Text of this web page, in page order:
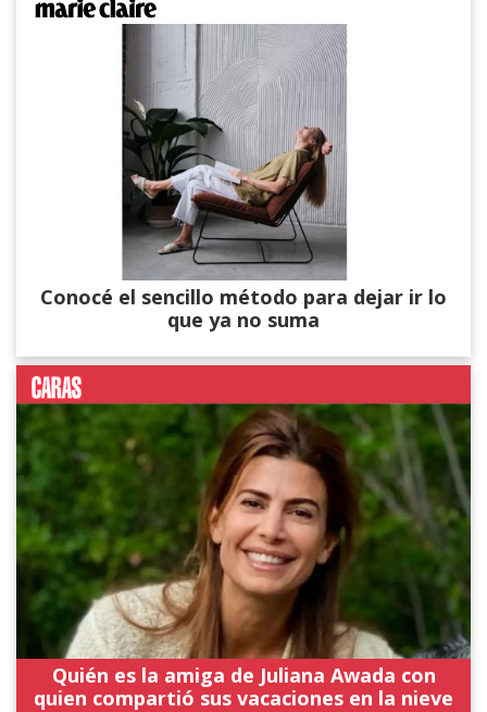
Conocé el sencillo método para dejar ir lo
que ya no suma
Quién es la amiga de Juliana Awada con
quien compartió sus vacaciones en la nieve